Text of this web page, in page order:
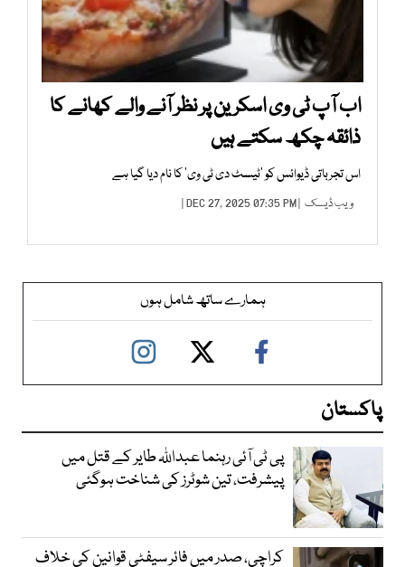
اب آپ ٹی وی اسکرین پر نظر آنے والے کھانے کا
ذائقہ چکھ سکتے ہیں
اس تجرباتی ڈیوائس کو ’ٹیسٹ دی ٹی وی‘ کا نام دیا گیا ہے
ویب ڈیسک | DEC 27, 2025 07:35 PM |
ہمارے ساتھ شامل ہوں
پاکستان
پی ٹی آئی رہنما عبداللہ طایر کے قتل میں
پیشرفت، تین شوٹرز کی شناخت ہوگئی
کراچی، صدر میں فائر سیفٹی قوانین کی خلاف